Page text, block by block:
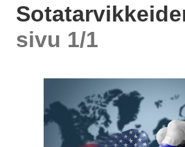
sivu 1/1